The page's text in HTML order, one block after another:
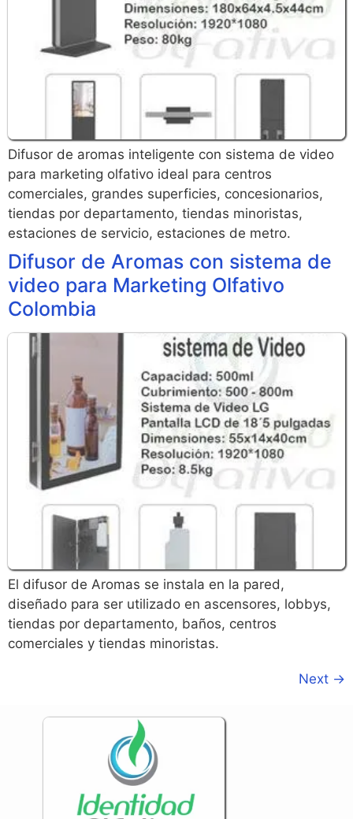
Difusor de aromas inteligente con sistema de video
para marketing olfativo ideal para centros
comerciales, grandes superficies, concesionarios,
tiendas por departamento, tiendas minoristas,
estaciones de servicio, estaciones de metro.
Difusor de Aromas con sistema de
video para Marketing Olfativo
Colombia
El difusor de Aromas se instala en la pared,
diseñado para ser utilizado en ascensores, lobbys,
tiendas por departamento, baños, centros
comerciales y tiendas minoristas.
Next →